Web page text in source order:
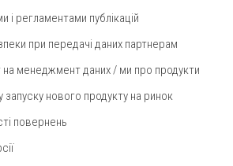
і регламентами публікацій
при передачі даних партнерам
менеджмент даних / ми про продукти
нового продукту на ринок
повернень